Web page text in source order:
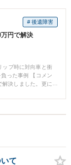
# 後遺障害
万円で解決
ップ時に対向車と衝
った事例 【コメン
解決しました。更に
て